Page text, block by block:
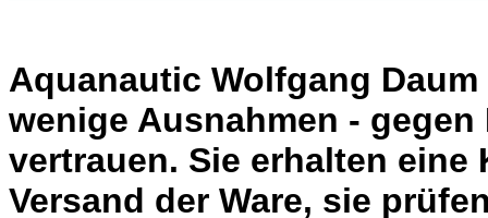
Aquanautic Wolfgang
wenige Ausnahmen -
vertrauen. Sie erhalten
Versand der Ware, sie